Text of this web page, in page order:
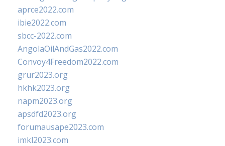
aprce2022.com
ibie2022.com
sbcc-2022.com
AngolaOilAndGas2022.com
Convoy4Freedom2022.com
grur2023.org
hkhk2023.org
napm2023.org
apsdfd2023.org
forumausape2023.com
imkl2023.com